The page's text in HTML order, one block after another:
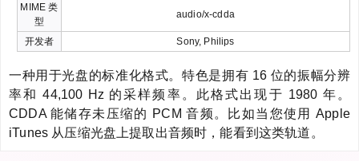
MIME 类
型
audio/x-cdda
开发者 Sony, Philips
一种用于光盘的标准化格式。特色是拥有 16 位的振幅分辨
率和 44,100 Hz 的采样频率。此格式出现于 1980 年。
CDDA 能储存未压缩的 PCM 音频。比如当您使用 Apple
iTunes 从压缩光盘上提取出音频时，能看到这类轨道。